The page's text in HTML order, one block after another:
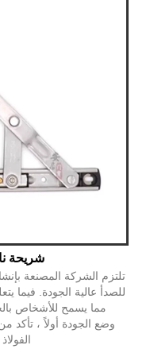
شريحة
تلتزم الشركة المصنعة
للصدأ عالية الجودة. فيما
مما يسمح للأشخاص
وضع الجودة أولاً ، تأكد